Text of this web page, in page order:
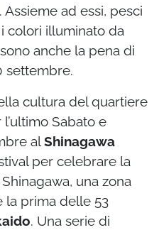
ad essi, pesci
colori illuminato da
anche la pena di
settembre.
cultura del quartiere
Sabato e
alShinagawa
per celebrare la
una zona
la prima delle 53
. Una serie di